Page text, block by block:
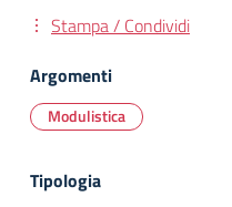
Stampa / Condividi
Argomenti
Modulistica
Tipologia